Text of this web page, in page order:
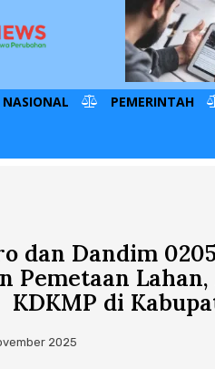
NASIONAL PEMERINTAH
dan Dandim
Pemetaan
KDKMP di
2025